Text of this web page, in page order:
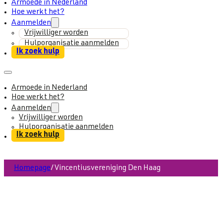
Armoede in Nederland
Hoe werkt het?
Aanmelden
Vrijwilliger worden
Hulporganisatie aanmelden
Ik zoek hulp
Armoede in Nederland
Hoe werkt het?
Aanmelden
Vrijwilliger worden
Hulporganisatie aanmelden
Ik zoek hulp
Homepage/ Vincentiusvereniging Den Haag